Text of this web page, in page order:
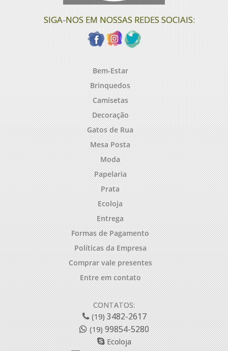
SIGA-NOS EM NOSSAS REDES SOCIAIS:
Bem-Estar
Brinquedos
Camisetas
Decoração
Gatos de Rua
Mesa Posta
Moda
Papelaria
Prata
Ecoloja
Entrega
Formas de Pagamento
Políticas da Empresa
Comprar vale presentes
Entre em contato
CONTATOS:
(19)3482-2617
(19)99854-5280
Ecoloja